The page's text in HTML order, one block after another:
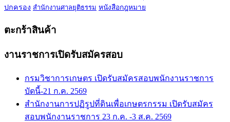
ปกครอง สำนักงานศาลยุติธรรม หนังสือกฎหมาย
ตะกร้าสินค้า
งานราชการเปิดรับสมัครสอบ
กรมวิชาการเกษตร เปิดรับสมัครสอบพนักงานราชการ
บัดนี้-21 ก.ค. 2569
สำนักงานการปฏิรูปที่ดินเพื่อเกษตรกรรม เปิดรับสมัคร
สอบพนักงานราชการ 23 ก.ค. -3 ส.ค. 2569